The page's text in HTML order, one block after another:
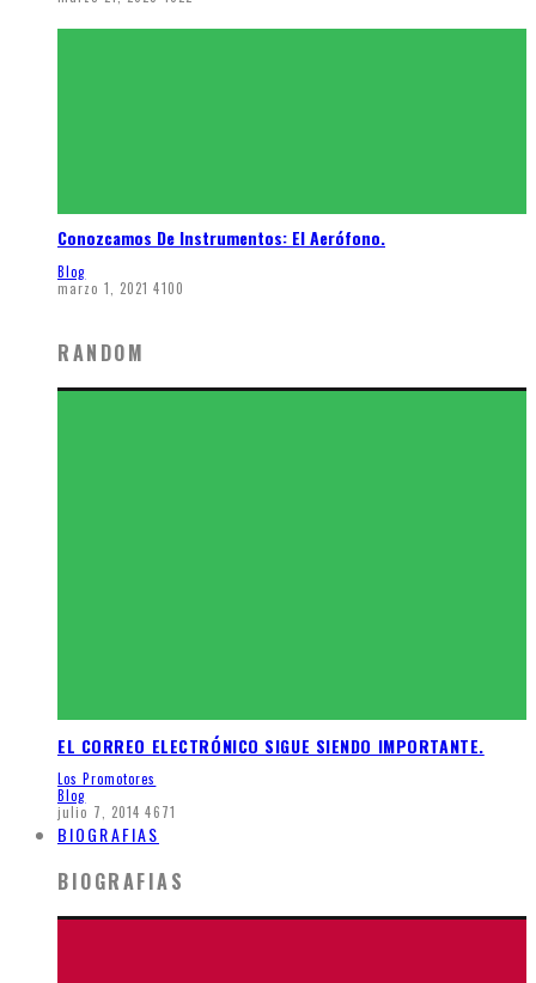
Conozcamos De Instrumentos: El Aerófono.
Blog
marzo 1, 2021 4100
RANDOM
EL CORREO ELECTRÓNICO SIGUE SIENDO IMPORTANTE.
Los Promotores
Blog
julio 7, 2014 4671
BIOGRAFIAS
BIOGRAFIAS